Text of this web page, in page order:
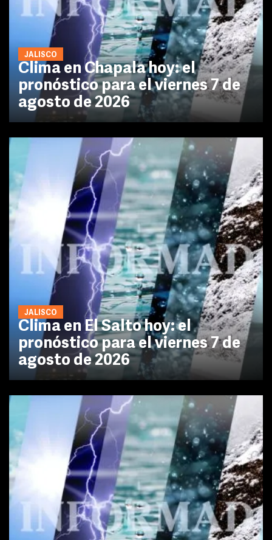
JALISCO
Clima en Chapala hoy: el
pronóstico para el viernes 7 de
agosto de 2026
JALISCO
Clima en El Salto hoy: el
pronóstico para el viernes 7 de
agosto de 2026